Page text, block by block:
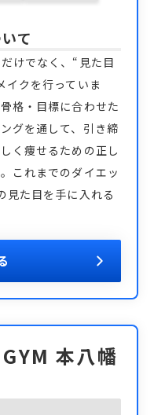
て
けでなく、“見た目
イクを行っていま
格・目標に合わせた
グを通して、引き締
く痩せるための正し
これまでのダイエッ
見た目を手に入れる
本八幡